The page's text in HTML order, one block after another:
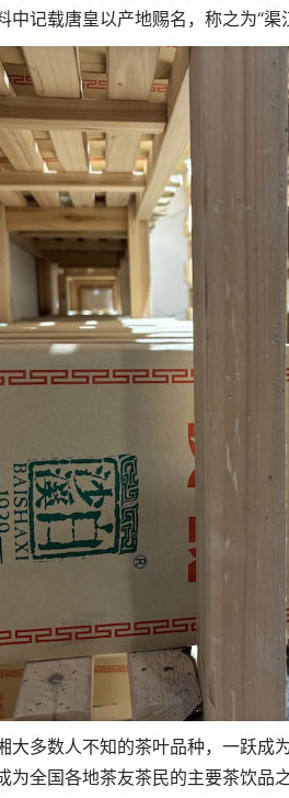
记载唐皇以产地赐名，称之为“渠
大多数人不知的茶叶品种，一跃成
全国各地茶友茶民的主要茶饮品之